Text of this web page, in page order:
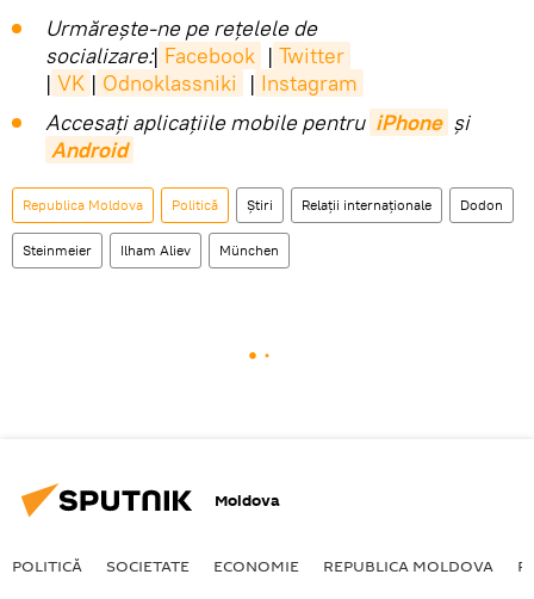
Urmărește-ne pe rețelele de
socializare:| Facebook | Twitter
| VK | Odnoklassniki | Instagram
Accesaţi aplicaţiile mobile pentru iPhone și
Android
Republica Moldova Politică Știri Relații internaționale Dodon
Steinmeier Ilham Aliev München
Moldova
POLITICĂ SOCIETATE ECONOMIE REPUBLICA MOLDOVA